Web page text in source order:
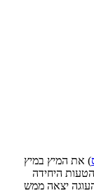
) את המיץ במיץ
היחידה
יצאה ממש